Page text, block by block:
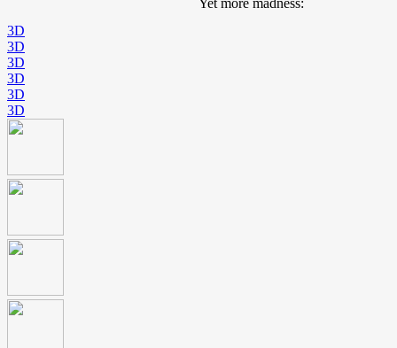
3D
3D
3D
3D
3D
3D
Yet more madness: